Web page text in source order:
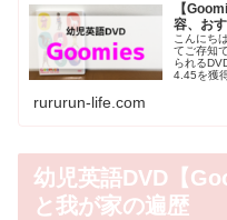
【
容、お
こんにち
てご存知
られる
4.45を獲
rururun-life.com
幼児英語DVD【
と我が家の遍歴